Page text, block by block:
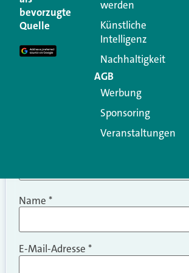
Ihre E-Mail-Adresse wird nicht
Erforderliche Felder sind mit
Kommentar
Name *
E-Mail-Adresse *
bevorzugte
Quelle
werden
Künstliche
Intelligenz
Nachhaltigkeit
AGB
Werbung
Sponsoring
Veranstaltungen